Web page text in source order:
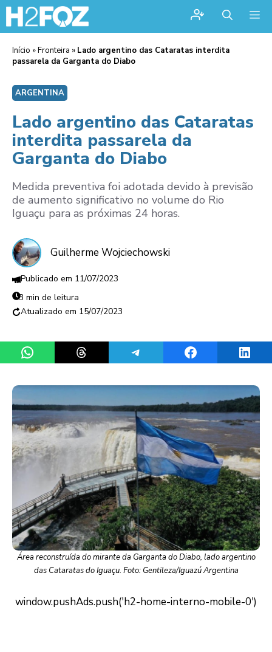
Início »Fronteira » Lado argentino das Cataratas interdita
passarela da Garganta do Diabo
ARGENTINA
Lado argentino das Cataratas
interdita passarela da
Garganta do Diabo
Medida preventiva foi adotada devido à previsão
de aumento significativo no volume do Rio
Iguaçu para as próximas 24 horas.
Guilherme Wojciechowski
11/07/2023
3 min de leitura
15/07/2023
Share on WhatsAppShare on ThreadsShare on TelegramShare on Facebook
Área reconstruída do mirante da Garganta do Diabo, lado argentino
das Cataratas do Iguaçu. Foto: Gentileza/Iguazú Argentina